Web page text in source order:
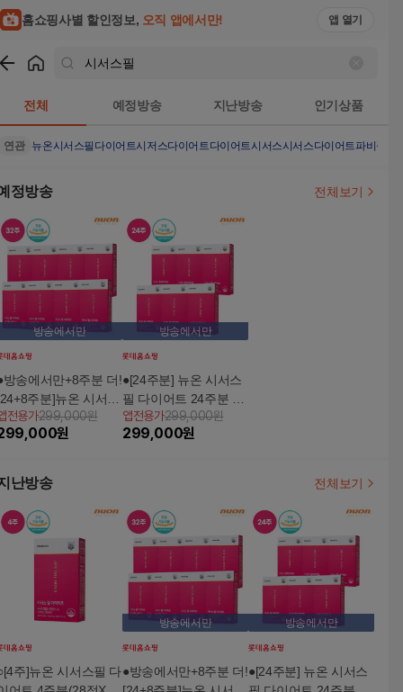
홈쇼핑사별 할인정보, 오직 앱에서만! 앱 열기
전체 예정방송 지난방송 인기상품
연관 뉴온시서스필다이어트시저스다이어트다이어트시서스시서스다이어트파비플로
정방송 전체보기
방송에서만
방송에서만+8주분 더!
주분]뉴온 시서스
다이어트 32주분(28
X8박스)
전용가299,000원
원
방송에서만
●[24주분] 뉴온 시서스
필 다이어트 24주분 (2
8정 X 6박스)
앱전용가299,000원
299,000원
난방송 전체보기
주]뉴온 시서스필 다
방송에서만
●방송에서만+8주분 더!
방송에서만
●[24주분] 뉴온 시서스